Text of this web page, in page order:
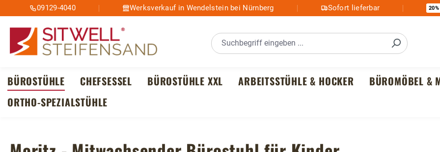
Hauptinhalt springen
Zur Suche springen
Zur Hauptnavigation springen
09129-4040 Werksverkauf in Wendelstein bei Nürnberg Sofort lieferbar 20%
BÜROSTÜHLE CHEFSESSEL BÜROSTÜHLE XXL ARBEITSSTÜHLE & HOCKER BÜROMÖBEL &
ORTHO-SPEZIALSTÜHLE